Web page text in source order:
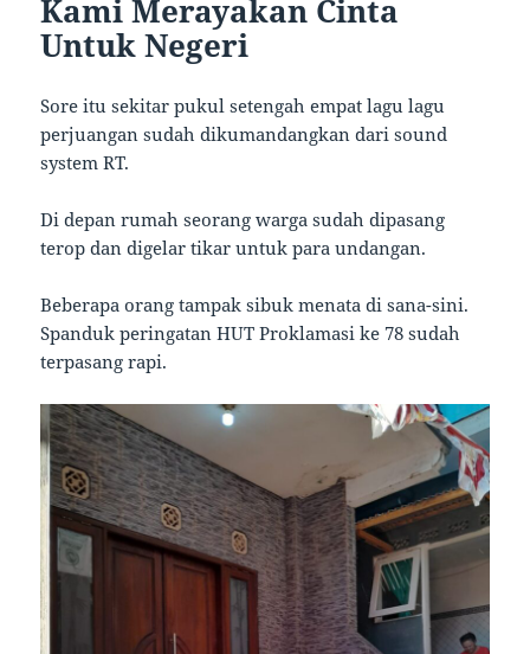
Kami Merayakan Cinta
Untuk Negeri
Sore itu sekitar pukul setengah empat lagu lagu
perjuangan sudah dikumandangkan dari sound
system RT.
Di depan rumah seorang warga sudah dipasang
terop dan digelar tikar untuk para undangan.
Beberapa orang tampak sibuk menata di sana-sini.
Spanduk peringatan HUT Proklamasi ke 78 sudah
terpasang rapi.